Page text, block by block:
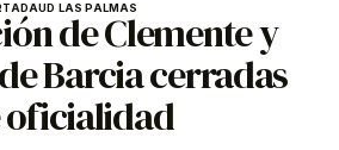
UD LAS PALMAS
de Clemente y
Barcia cerradas
oficialidad